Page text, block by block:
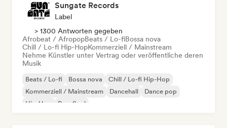
Sungate Records
Label
> 1300 Antworten gegeben
Afrobeat / AfropopBeats / Lo-fiBossa nova
Chill / Lo-fi Hip-HopKommerziell / Mainstream
Nehme Künstler unter Vertrag oder veröffentliche deren
Musik
Beats / Lo-fi Bossa nova
Chill / Lo-fi Hip-Hop
Kommerziell / Mainstream
Dancehall
Dance pop
Hip-Hop
Pop-Soul